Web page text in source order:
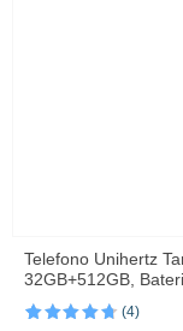
Telefono Unihertz
32GB+512GB,
23800mAh, 200MP
(4)